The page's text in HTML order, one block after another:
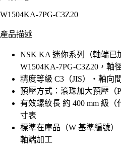
W1504KA-7PG-C3Z20
產品描述
NSK KA 迷你系列（軸端已
W1504KA-7PG-C3Z20，軸
精度等級 C3（JIS）・軸向
預壓方式：滾珠加大預壓（P
有效螺紋長 約 400 mm 級
寸表
標準在庫品（W 基準編號
軸端加工